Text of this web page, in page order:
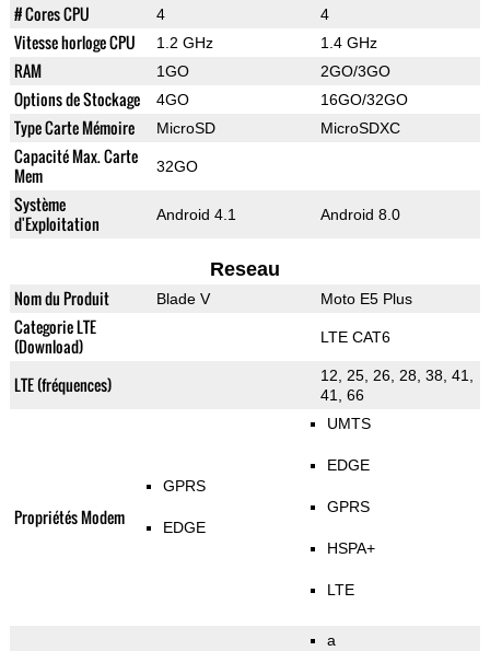
# Cores CPU 4 4
Vitesse horloge CPU 1.2 GHz 1.4 GHz
RAM 1GO 2GO/3GO
Options de Stockage 4GO 16GO/32GO
Type Carte Mémoire MicroSD MicroSDXC
Capacité Max. Carte
Mem
32GO
Système
d'Exploitation
Android 4.1 Android 8.0
Reseau
Nom du Produit Blade V Moto E5 Plus
Categorie LTE
(Download)
LTE CAT6
LTE (fréquences)
12, 25, 26, 28, 38, 41,
41, 66
Propriétés Modem
GPRS
EDGE
UMTS
EDGE
GPRS
HSPA+
LTE
a